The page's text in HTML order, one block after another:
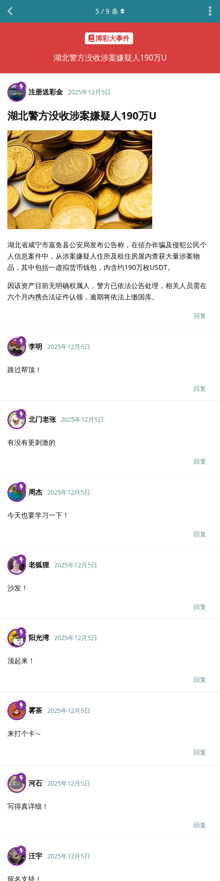
博彩大事件
湖北警方没收涉案嫌疑人190万U
5 / 9 条
注册送彩金 2025年12月5日
湖北警方没收涉案嫌疑人190万U
湖北省咸宁市嘉鱼县公安局发布公告称，在侦办诈骗及侵犯公民个
人信息案件中，从涉案嫌疑人住所及租住房屋内查获大量涉案物
品，其中包括一虚拟货币钱包，内含约190万枚USDT。
因该资产目前无明确权属人，警方已依法公告处理，相关人员需在
六个月内携合法证件认领，逾期将依法上缴国库。
回复
李明 2025年12月5日
路过帮顶！
回复
北门老张 2025年12月5日
有没有更刺激的
回复
周杰 2025年12月5日
今天也要学习一下！
回复
老狐狸 2025年12月5日
沙发！
回复
阳光湾 2025年12月5日
顶起来！
回复
雾茶 2025年12月5日
来打个卡～
回复
河石 2025年12月5日
写得真详细！
回复
汪宇 2025年12月5日
留名支持！